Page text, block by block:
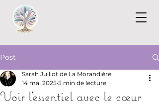
Post
Voir l’essentiel avec le cœur
Sarah Julliot de La Morandière
14 mai 2025 5 min de lecture